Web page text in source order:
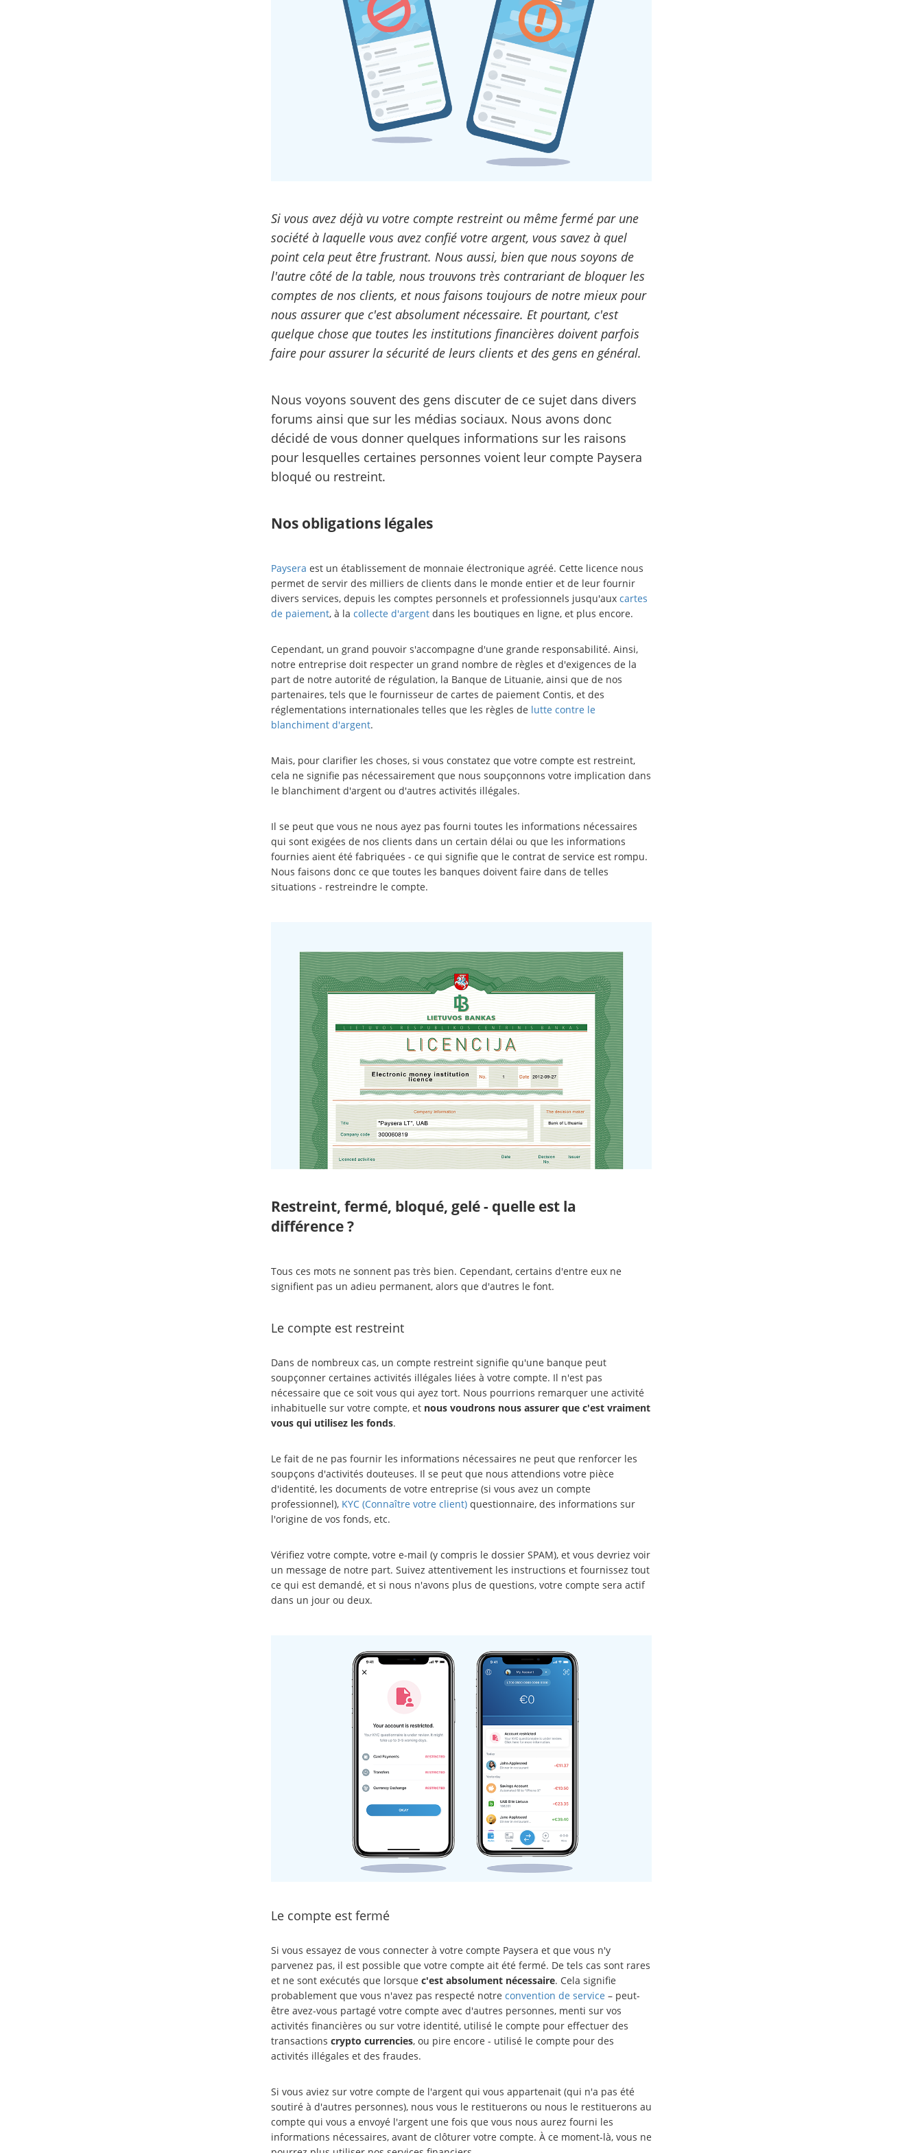
Si vous avez déjà vu votre compte restreint ou même fermé par une
société à laquelle vous avez confié votre argent, vous savez à quel
point cela peut être frustrant. Nous aussi, bien que nous soyons de
l'autre côté de la table, nous trouvons très contrariant de bloquer les
comptes de nos clients, et nous faisons toujours de notre mieux pour
nous assurer que c'est absolument nécessaire. Et pourtant, c'est
quelque chose que toutes les institutions financières doivent parfois
faire pour assurer la sécurité de leurs clients et des gens en général.
Nous voyons souvent des gens discuter de ce sujet dans divers
forums ainsi que sur les médias sociaux. Nous avons donc
décidé de vous donner quelques informations sur les raisons
pour lesquelles certaines personnes voient leur compte Paysera
bloqué ou restreint.
Nos obligations légales
Paysera est un établissement de monnaie électronique agréé. Cette licence nous
permet de servir des milliers de clients dans le monde entier et de leur fournir
divers services, depuis les comptes personnels et professionnels jusqu'aux cartes
de paiement, à la collecte d'argentdans les boutiques en ligne, et plus encore.
Cependant, un grand pouvoir s'accompagne d'une grande responsabilité. Ainsi,
notre entreprise doit respecter un grand nombre de règles et d'exigences de la
part de notre autorité de régulation, la Banque de Lituanie, ainsi que de nos
partenaires, tels que le fournisseur de cartes de paiement Contis, et des
réglementations internationales telles que les règles de lutte contre le
blanchiment d'argent.
Mais, pour clarifier les choses, si vous constatez que votre compte est restreint,
cela ne signifie pas nécessairement que nous soupçonnons votre implication dans
le blanchiment d'argent ou d'autres activités illégales.
Il se peut que vous ne nous ayez pas fourni toutes les informations nécessaires
qui sont exigées de nos clients dans un certain délai ou que les informations
fournies aient été fabriquées - ce qui signifie que le contrat de service est rompu.
Nous faisons donc ce que toutes les banques doivent faire dans de telles
situations - restreindre le compte.
Restreint, fermé, bloqué, gelé - quelle est la
différence ?
Tous ces mots ne sonnent pas très bien. Cependant, certains d'entre eux ne
signifient pas un adieu permanent, alors que d'autres le font.
Le compte est restreint
Dans de nombreux cas, un compte restreint signifie qu'une banque peut
soupçonner certaines activités illégales liées à votre compte. Il n'est pas
nécessaire que ce soit vous qui ayez tort. Nous pourrions remarquer une activité
inhabituelle sur votre compte, et nous voudrons nous assurer que c'est vraiment
vous qui utilisez les fonds.
Le fait de ne pas fournir les informations nécessaires ne peut que renforcer les
soupçons d'activités douteuses. Il se peut que nous attendions votre pièce
d'identité, les documents de votre entreprise (si vous avez un compte
professionnel), KYC (Connaître votre client)questionnaire, des informations sur
l'origine de vos fonds, etc.
Vérifiez votre compte, votre e-mail (y compris le dossier SPAM), et vous devriez voir
un message de notre part. Suivez attentivement les instructions et fournissez tout
ce qui est demandé, et si nous n'avons plus de questions, votre compte sera actif
dans un jour ou deux.
Le compte est fermé
Si vous essayez de vous connecter à votre compte Paysera et que vous n'y
parvenez pas, il est possible que votre compte ait été fermé. De tels cas sont rares
et ne sont exécutés que lorsque c'est absolument nécessaire. Cela signifie
probablement que vous n'avez pas respecté notre convention de service – peut-
être avez-vous partagé votre compte avec d'autres personnes, menti sur vos
activités financières ou sur votre identité, utilisé le compte pour effectuer des
transactions crypto currencies, ou pire encore - utilisé le compte pour des
activités illégales et des fraudes.
Si vous aviez sur votre compte de l'argent qui vous appartenait (qui n'a pas été
soutiré à d'autres personnes), nous vous le restituerons ou nous le restituerons au
compte qui vous a envoyé l'argent une fois que vous nous aurez fourni les
informations nécessaires, avant de clôturer votre compte. À ce moment-là, vous ne